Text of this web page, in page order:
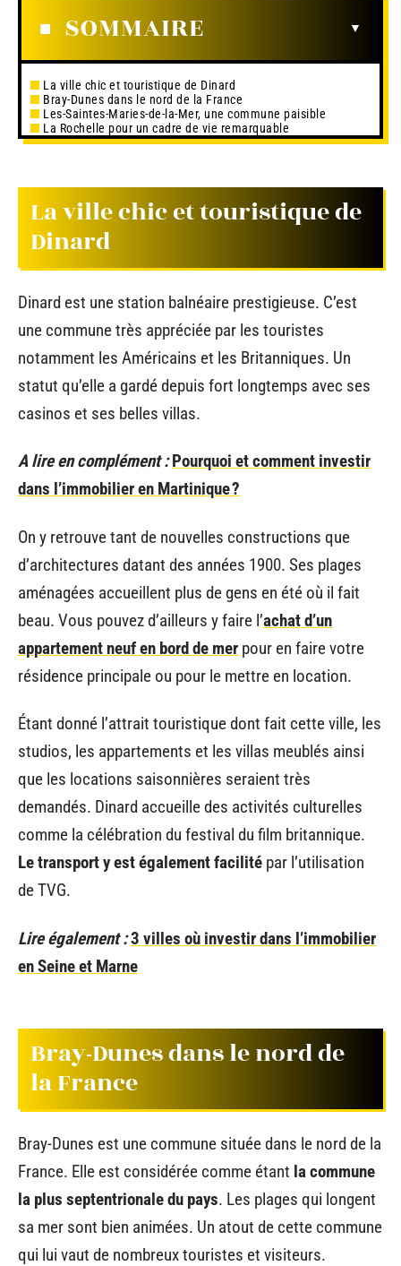
SOMMAIRE
La ville chic et touristique de Dinard
Bray-Dunes dans le nord de la France
Les-Saintes-Maries-de-la-Mer, une commune paisible
La Rochelle pour un cadre de vie remarquable
La ville chic et touristique de
Dinard
Dinard est une station balnéaire prestigieuse. C’est
une commune très appréciée par les touristes
notamment les Américains et les Britanniques. Un
statut qu’elle a gardé depuis fort longtemps avec ses
casinos et ses belles villas.
A lire en complément : Pourquoi et comment investir
dans l’immobilier en Martinique ?
On y retrouve tant de nouvelles constructions que
d’architectures datant des années 1900. Ses plages
aménagées accueillent plus de gens en été où il fait
beau. Vous pouvez d’ailleurs y faire l’achat d’un
appartement neuf en bord de mer pour en faire votre
résidence principale ou pour le mettre en location.
Étant donné l’attrait touristique dont fait cette ville, les
studios, les appartements et les villas meublés ainsi
que les locations saisonnières seraient très
demandés. Dinard accueille des activités culturelles
comme la célébration du festival du film britannique.
Le transport y est également facilité par l’utilisation
de TVG.
Lire également :3 villes où investir dans l’immobilier
en Seine et Marne
Bray-Dunes dans le nord de
la France
Bray-Dunes est une commune située dans le nord de la
France. Elle est considérée comme étant la commune
la plus septentrionale du pays. Les plages qui longent
sa mer sont bien animées. Un atout de cette commune
qui lui vaut de nombreux touristes et visiteurs.